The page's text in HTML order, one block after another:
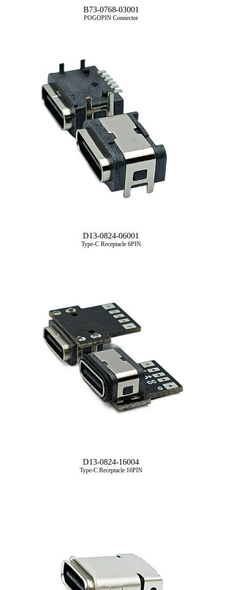
B73-0768-03001
POGOPIN Connector
D13-0824-06001
Type-C Receptacle 6PIN
D13-0824-16004
Type-C Receptacle 16PIN